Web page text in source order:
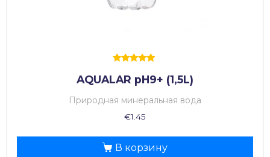
5.00
из 5
AQUALAR pH9+ (1,5L)
Природная минеральная вода
€1.45
В корзину